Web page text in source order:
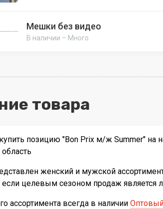
Мешки без видео
В наличии – Много
товара
позицию "Bon Prix м/ж Summer" на
женский и мужской
если целевым сезоном продаж является
ассортимента всегда в наличии Оптовый